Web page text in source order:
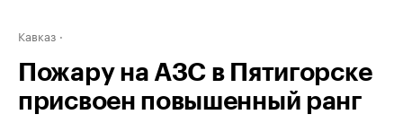
Кавказ
Пожару на АЗС в Пятигорске
присвоен повышенный ранг